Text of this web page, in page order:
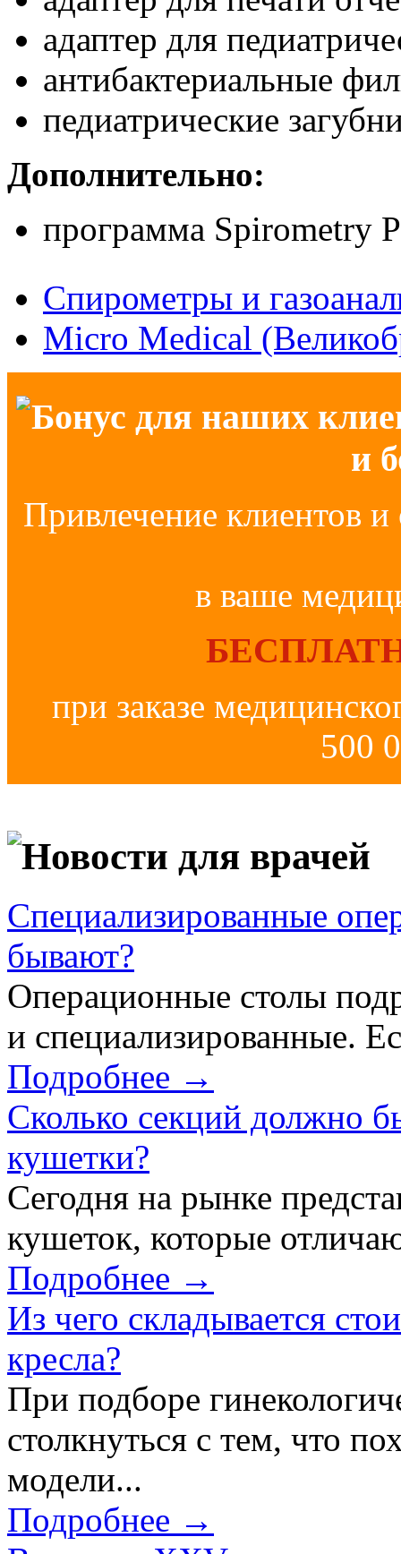
адаптер для
антибактериальные
педиатрические
Дополнительно:
программа Spirometry
Спирометры и
Micro Medical
Бонус для наших
и
Привлечение клиентов и
в ваше
при заказе
500
Новости для врачей
Специализированные
бывают?
Операционные столы
и специализированные.
Подробнее →
Сколько секций должно
кушетки?
Сегодня на рынке
кушеток, которые
Подробнее →
Из чего складывается
кресла?
При подборе
столкнуться с тем, что
модели...
Подробнее →